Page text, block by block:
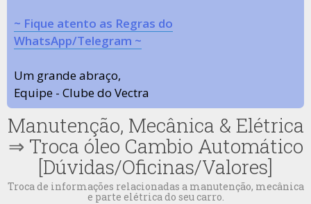
~ Fique atento as Regras do
WhatsApp/Telegram ~
Um grande abraço,
Equipe - Clube do Vectra
Manutenção, Mecânica & Elétrica
⇒ Troca óleo Cambio Automático
[Dúvidas/Oficinas/Valores]
Troca de informações relacionadas a manutenção, mecânica
e parte elétrica do seu carro.